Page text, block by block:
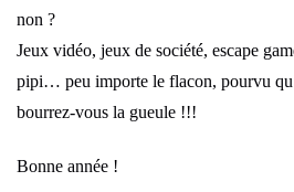
non ?
Jeux vidéo, jeux de société, escape
pipi… peu importe le flacon, pourvu
bourrez-vous la gueule !!!
Bonne année !